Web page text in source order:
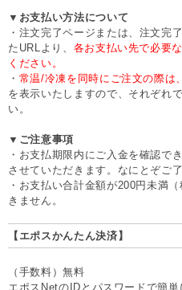
▼お支払い方法について
・注文完了ページまたは、注文完
たURLより、 各お支払い先で必要
ください。
・ 常温/冷凍を同時にご注文の際は
を表示いたしますので、それぞれ
い。
▼ご注意事項
・お支払期限内にご入金を確認で
させていただきます。なにとぞご
・お支払い合計金額が200円未満
きません。
【エポスかんたん決済】
（手数料）無料
エポスNetのIDとパスワードで簡単